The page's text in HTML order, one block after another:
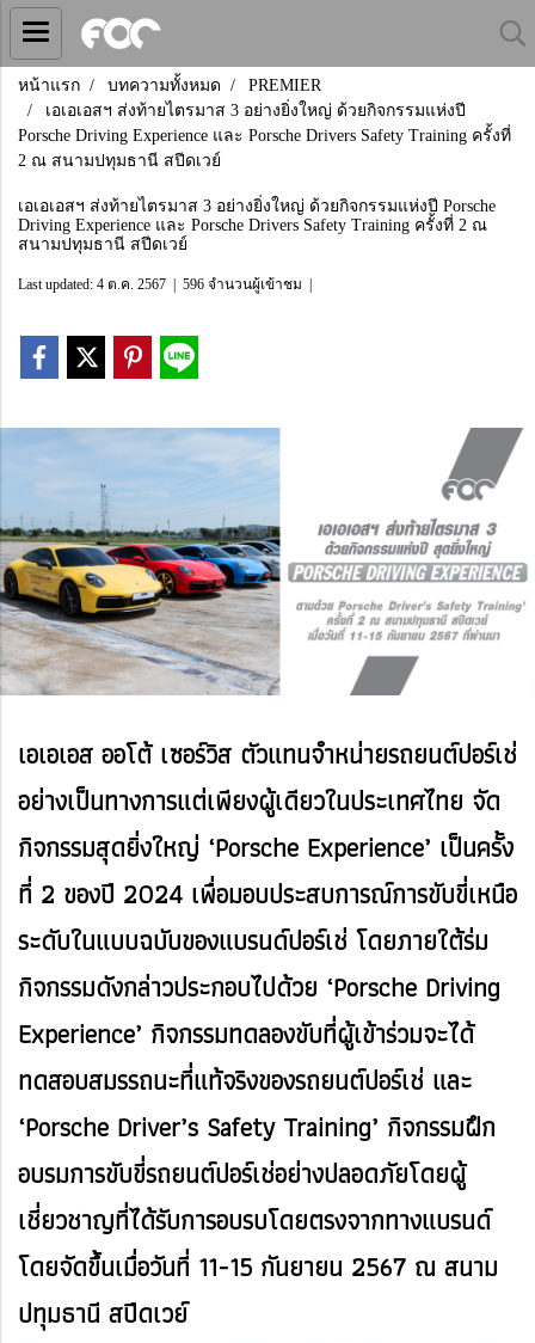
หน้าแรก บทความทั้งหมด
PREMIER
เอเอเอสฯ ส่งท้ายไตรมาส 3 อย่างยิ่งใหญ่ ด้วยกิจกรรมแห่งปี
Porsche Driving Experience และ Porsche Drivers Safety Training ครั้งที่
2 ณ สนามปทุมธานี สปีดเวย์
เอเอเอสฯ ส่งท้ายไตรมาส 3 อย่างยิ่งใหญ่ ด้วยกิจกรรมแห่งปี Porsche
Driving Experience และ Porsche Drivers Safety Training ครั้งที่ 2 ณ
สนามปทุมธานี สปีดเวย์
Last updated: 4 ต.ค. 2567 596 จำนวนผู้เข้าชม
เอเอเอส ออโต้ เซอร์วิส ตัวแทนจำหน่ายรถยนต์ปอร์เช่
อย่างเป็นทางการแต่เพียงผู้เดียวในประเทศไทย จัด
กิจกรรมสุดยิ่งใหญ่ ‘Porsche Experience’ เป็นครั้ง
ที่ 2 ของปี 2024 เพื่อมอบประสบการณ์การขับขี่เหนือ
ระดับในแบบฉบับของแบรนด์ปอร์เช่ โดยภายใต้ร่ม
กิจกรรมดังกล่าวประกอบไปด้วย ‘Porsche Driving
Experience’ กิจกรรมทดลองขับที่ผู้เข้าร่วมจะได้
ทดสอบสมรรถนะที่แท้จริงของรถยนต์ปอร์เช่ และ
‘Porsche Driver’s Safety Training’ กิจกรรมฝึก
อบรมการขับขี่รถยนต์ปอร์เช่อย่างปลอดภัยโดยผู้
เชี่ยวชาญที่ได้รับการอบรบโดยตรงจากทางแบรนด์
โดยจัดขึ้นเมื่อวันที่ 11-15 กันยายน 2567 ณ สนาม
ปทุมธานี สปีดเวย์